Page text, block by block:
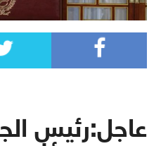
عاجل:رئيس